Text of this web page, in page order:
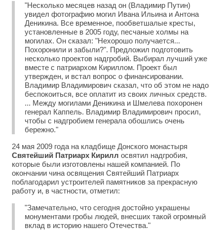
"Несколько месяцев назад он (Владимир Путин)
увидел фотографию могил Ивана Ильина и Антона
Деникина. Все временное, пообветшалые кресты,
установленные в 2005 году, песчаные холмы на
могилах. Он сказал: "Нехорошо получается...
Похоронили и забыли?". Предложил подготовить
несколько проектов надгробий. Выбирал лучший уже
вместе с патриархом Кириллом. Проект был
утвержден, и встал вопрос о финансировании.
Владимир Владимирович сказал, что об этом не надо
беспокоиться, все оплатит из своих личных средств.
... Между могилами Деникина и Шмелева похоронен
генерал Каппель. Владимир Владимирович просил,
чтобы с надгробием генерала обошлись очень
бережно."
24 мая 2009 года на кладбище Донского монастыря
Святейший Патриарх Кирилл освятил надгробия,
которые были изготовлены нашей компанией. По
окончании чина освящения Святейший Патриарх
поблагодарил устроителей памятников за прекрасную
работу и, в частности, отметил:
"Замечательно, что сегодня достойно украшены
монументами гробы людей, внесших такой огромный
вклад в историю нашего Отечества."